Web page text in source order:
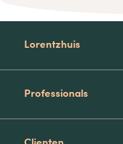
Lorentzhuis
Professionals